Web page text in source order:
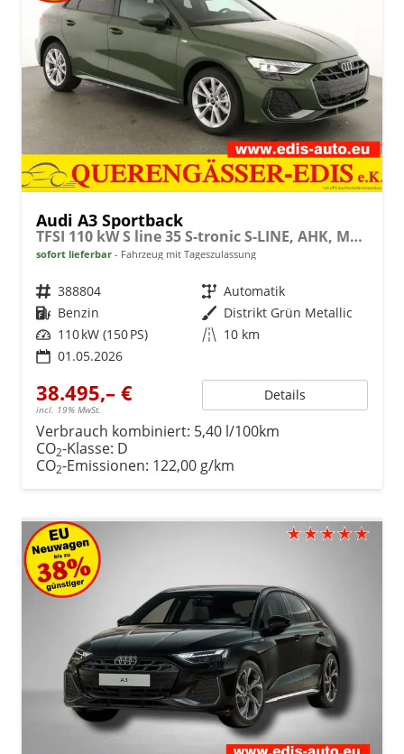
Audi A3 Sportback
TFSI 110 kW S line 35 S-tronic S-LINE, AHK, Matrix, Navi, el. Klappe, Kamera, Winter, 3 J.-Garantie
sofort lieferbar Fahrzeug mit Tageszulassung
Fahrzeugnr. 388804 Getriebe Automatik
Kraftstoff Benzin Außenfarbe Distrikt Grün Metallic
Leistung 110 kW (150 PS) Kilometerstand 10 km
01.05.2026
38.495,– €
incl. 19% MwSt.
Details
Verbrauch kombiniert: 5,40 l/100km
CO2-Klasse: D
CO2-Emissionen: 122,00 g/km